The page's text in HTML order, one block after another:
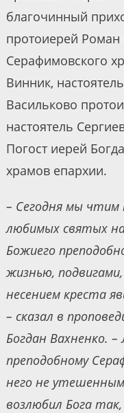
благочинный
протоиерей Роман
Серафимовского
Винник,
Васильково
настоятель
Погост иерей
храмов епархии.
– Сегодня мы чтим
любимых святых
Божиего
жизнью,
несением креста
– сказал в
Богдан Вахненко.
преподобному
него не
возлюбил Бога